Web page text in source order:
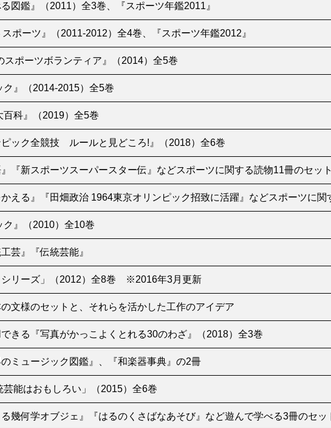
図鑑』（2011）全3巻、『スポーツ年鑑2011』
スポーツ』（2011-2012）全4巻、『スポーツ年鑑2012』
スポーツボランティア』（2014）全5巻
ク』（2014-2015）全5巻
百科』（2019）全5巻
ピック全競技 ルールと見どころ!』（2018）全6巻
』『新スポーツスーパースター伝』などスポーツに関する読物11冊のセット
かえる』『田畑政治 1964東京オリンピック招致に活躍』などスポーツに関
ク』（2010）全10巻
芸』『伝統芸能』
シリーズ」（2012）全8巻 ※2016年3月更新
文様のセットと、それらを活かした工作のアイデア
きる『写真がかっこよくとれる30のわざ』（2018）全3巻
ミュージック図鑑』、『和楽器事典』の2冊
能はおもしろい」（2015）全6巻
る幾何学オブジェ』『はるのくさばなあそび』など遊んで学べる3冊のセッ